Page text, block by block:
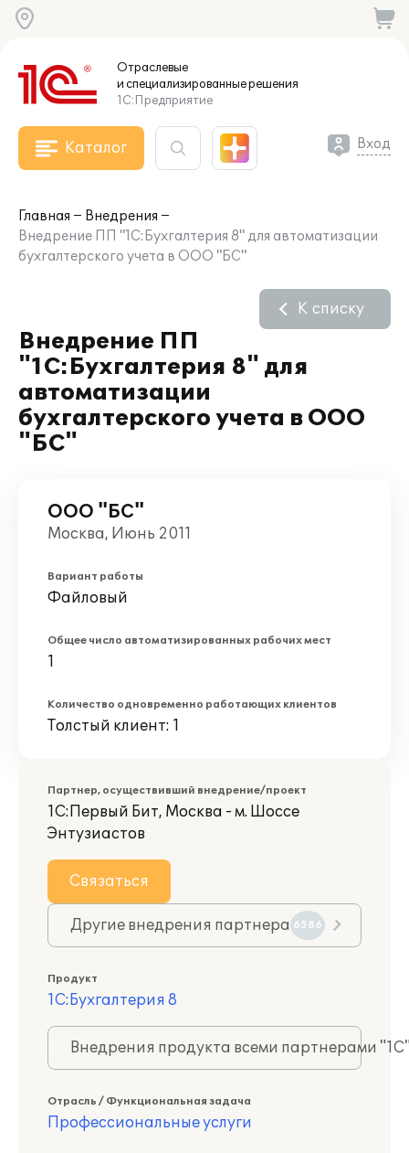
Отраслевые
и специализированныерешения
1С:Предприятие
Каталог Вход
Главная
Внедрения
Внедрение ПП "1С:Бухгалтерия 8" для автоматизации
бухгалтерского учета в ООО "БС"
Внедрение ПП
"1С:Бухгалтерия 8" для
автоматизации
бухгалтерского учета в ООО
"БС"
К списку
ООО "БС"
Москва, Июнь 2011
Вариант работы
Файловый
Общее число автоматизированных рабочих мест
1
Количество одновременно работающих клиентов
Толстый клиент: 1
Партнер, осуществивший внедрение/проект
1С:Первый Бит, Москва - м. Шоссе
Энтузиастов
Связаться
Другие внедрения партнера 6586
Продукт
1С:Бухгалтерия 8
Внедрения продукта всеми партнерами
Отрасль / Функциональная задача
Профессиональные услуги